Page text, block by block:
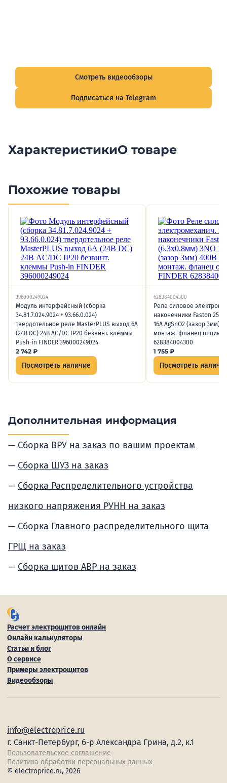
Смотреть видеообзоры
Подписаться на Telegram
ХарактеристикиО товаре
Похожие товары
396000249024
Модуль интерфейсный (сборка
34.81.7.024.9024 + 93.66.0.024)
твердотельное реле MasterPLUS выход 6А
(24В DC) 24В AC/DC IP20 безвинт. клеммы
Push-in FINDER 396000249024
2 742 ₽
Посмотреть наличие
628384004300
Реле силовое
наконечники Faston 250
16А AgSnO2 (зазор 3мм)
монтаж. фланец опции:
628384004300
1 755 ₽
Посмотреть
Дополнительная информация
Сборка ВРУ на заказ по вашим проектам
Сборка ШУЗ на заказ
Сборка Распределительного устройства
низкого напряжения РУНН на заказ
Сборка Главного распределительного щита
ГРЩ на заказ
Сборка щитов АВР на заказ
Расчет электрощитов онлайн
Онлайн калькуляторы
Статьи и блог
О сервисе
Примеры электрощитов
Видеообзоры
info@electroprice.ru
г. Санкт-Петербург, б-р Александра Грина, д.2, к.1
Пользовательское соглашение
Политика обработки персональных данных
© electroprice.ru, 2026